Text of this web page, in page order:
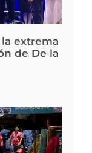
extrema
de De la